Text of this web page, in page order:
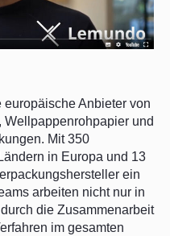
Anbieter von
und
Mit 350
in Europa und 13
ein
arbeiten nicht nur in
die Zusammenarbeit
im gesamten